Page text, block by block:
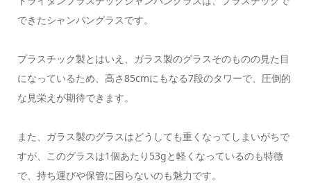
できたシャンパングラスです。
プラスチック製とはいえ、ガラス製のグラスそのものの見た目
になっているため、高さ85cmにもなる7段のタワーで、圧倒的
な見栄えが期待できます。
また、ガラス製のグラスはどうしても重くなってしまいがちで
すが、このグラスは1個あたり53gと軽くなっているのも特徴
で、持ち運びや保管に困らないのも魅力です。